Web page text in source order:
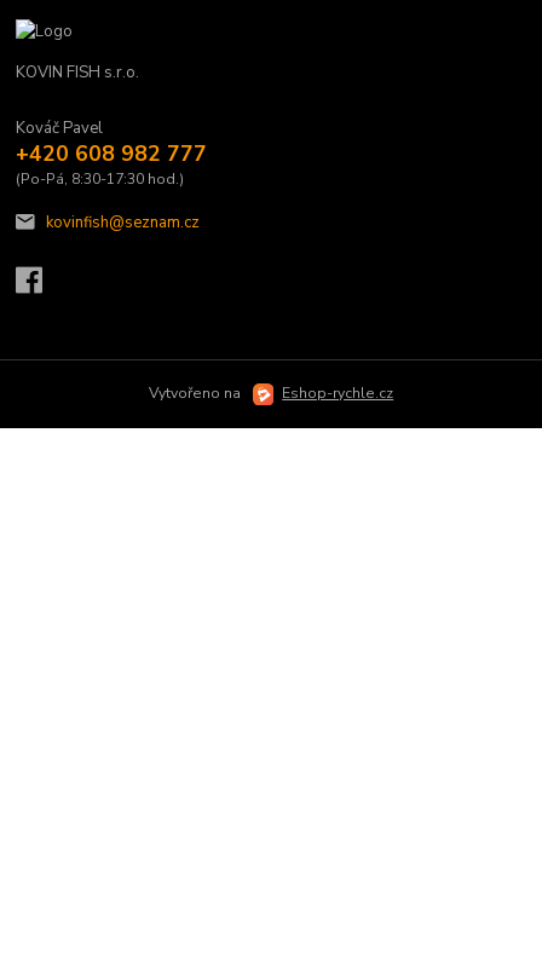
KOVIN FISH s.r.o.
Kováč Pavel
+420 608 982 777
(Po-Pá, 8:30-17:30 hod.)
kovinfish@seznam.cz
Vytvořeno na Eshop-rychle.cz